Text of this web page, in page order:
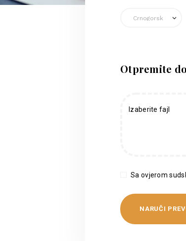
Otpremite
Izaberite fajl
Sa ovjerom